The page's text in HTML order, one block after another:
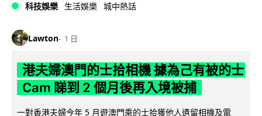
科技娛樂 生活娛樂 城中熱話
Lawton 1 日
港夫婦澳門的士拾相機 據為己有被的士
Cam 睇到 2 個月後再入境被捕
一對香港夫婦今年 5 月遊澳門乘的士拾獲他人遺留相機及電